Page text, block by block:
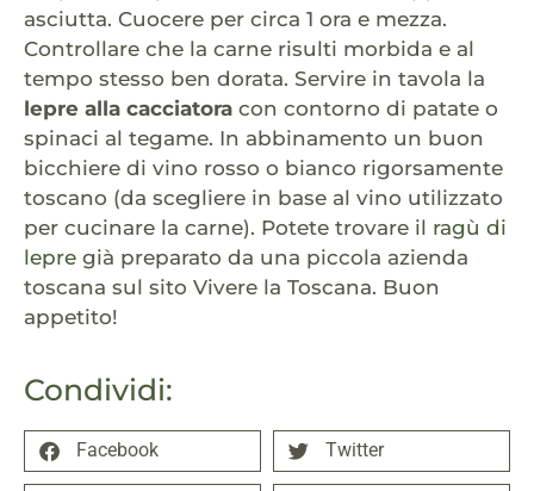
Condividi:
Facebook Twitter
asciutta. Cuocere per circa 1 ora e mezza.
Controllare che la carne risulti morbida e al
tempo stesso ben dorata. Servire in tavola la
lepre alla cacciatora con contorno di patate o
spinaci al tegame. In abbinamento un buon
bicchiere di vino rosso o bianco rigorsamente
toscano (da scegliere in base al vino utilizzato
per cucinare la carne). Potete trovare il ragù di
lepre già preparato da una piccola azienda
toscana sul sito Vivere la Toscana. Buon
appetito!